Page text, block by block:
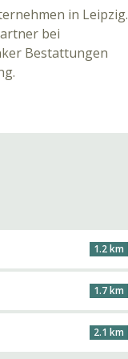
in Leipzig.
bei
Bestattungen
1.2 km
1.7 km
2.1 km